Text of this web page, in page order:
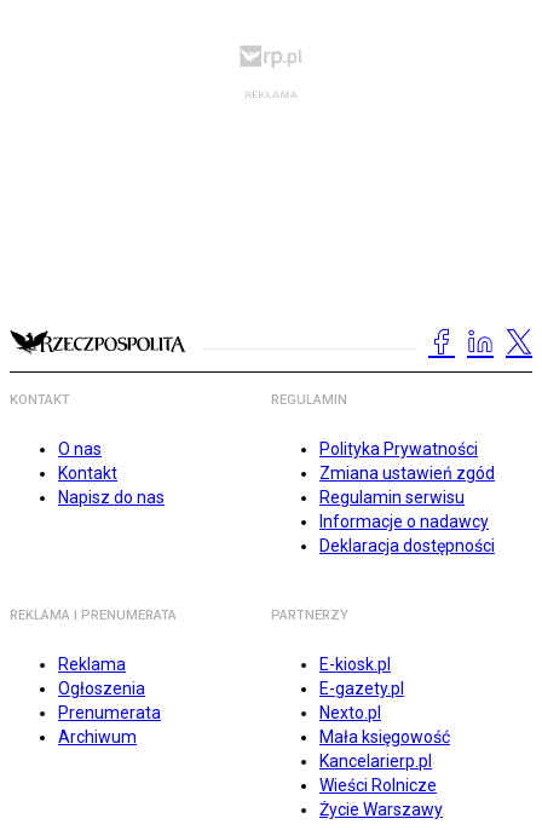
KONTAKT
O nas
Kontakt
Napisz do nas
REGULAMIN
Polityka Prywatności
Zmiana ustawień zgód
Regulamin serwisu
Informacje o nadawcy
Deklaracja dostępności
REKLAMA I PRENUMERATA
Reklama
Ogłoszenia
Prenumerata
Archiwum
PARTNERZY
E-kiosk.pl
E-gazety.pl
Nexto.pl
Mała księgowość
Kancelarierp.pl
Wieści Rolnicze
Życie Warszawy